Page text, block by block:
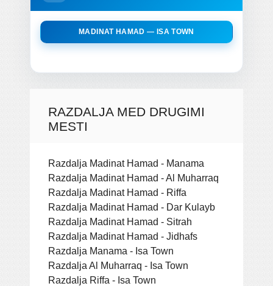
MADINAT HAMAD — ISA TOWN
RAZDALJA MED DRUGIMI
MESTI
Razdalja Madinat Hamad - Manama
Razdalja Madinat Hamad - Al Muharraq
Razdalja Madinat Hamad - Riffa
Razdalja Madinat Hamad - Dar Kulayb
Razdalja Madinat Hamad - Sitrah
Razdalja Madinat Hamad - Jidhafs
Razdalja Manama - Isa Town
Razdalja Al Muharraq - Isa Town
Razdalja Riffa - Isa Town